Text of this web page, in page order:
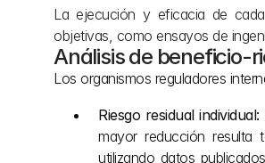
La ejecución y eficacia de
objetivas, como ensayos de
Análisis de beneficio-
Los organismos reguladores
Riesgo residual individual:
mayor reducción resulta
utilizando datos